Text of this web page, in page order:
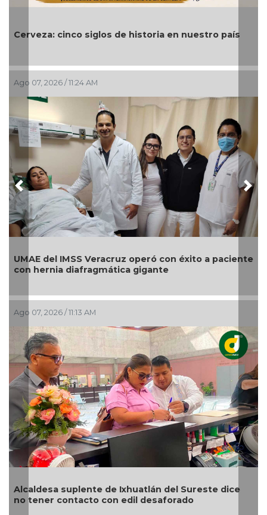
Cerveza: cinco siglos de historia en nuestro país
Ago 07, 2026 / 11:24 AM
UMAE del IMSS Veracruz operó con éxito a paciente
con hernia diafragmática gigante
Ago 07, 2026 / 11:13 AM
Alcaldesa suplente de Ixhuatlán del Sureste dice
no tener contacto con edil desaforado
Previous